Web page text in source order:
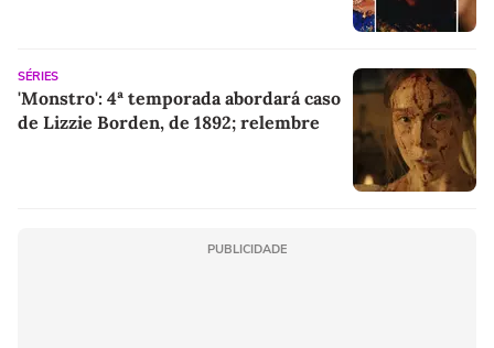
SÉRIES
'Monstro': 4ª temporada abordará caso
de Lizzie Borden, de 1892; relembre
PUBLICIDADE